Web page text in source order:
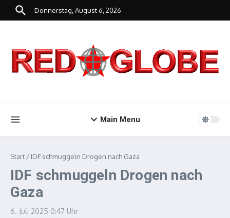
Zum Inhalt springen
Donnerstag, August 6, 2026
Main Menu
Start / IDF schmuggeln Drogen nach Gaza
IDF schmuggeln Drogen nach
Gaza
6. Juli 2025 0:47 Uhr